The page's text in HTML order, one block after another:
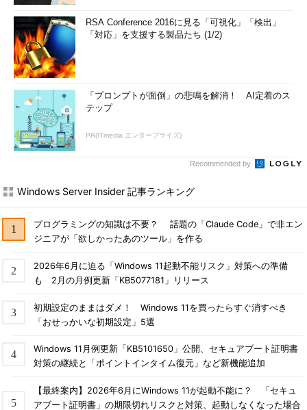
RSA Conference 2016に見る「可視化」「検出」
「対応」を支援する製品たち (1/2)
「プロンプトが面倒」の悲鳴を解消！ AI定着のス
テップ
PR(ITmedia エンタープライズ)
Recommended by
Windows Server Insider 記事ランキング
プログラミングの知識は不要？ 話題の「Claude Code」で非エン
ジニアが「欲しかったあのツール」を作る
2026年6月に迫る「Windows 11起動不能リスク」対策への準備
も 2月の月例更新「KB5077181」リリース
初期設定のままはダメ！ Windows 11を買ったらすぐ消すべき
「おせっかいな初期設定」5選
Windows 11月例更新「KB5101650」公開、セキュアブート証明書
対策の継続と「ポイントインタイム復元」など新機能追加
【最終案内】2026年6月にWindows 11が起動不能に？ 「セキュ
アブート証明書」の期限切れリスクと対策、起動しなくなった場合